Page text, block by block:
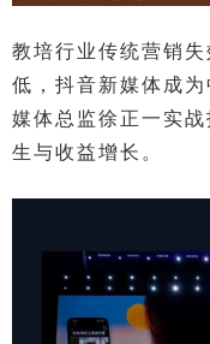
教培行业传统营销
低，抖音新媒体成
媒体总监徐正一实
生与收益增长。